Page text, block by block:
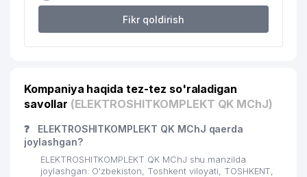
Fikr qoldirish
Kompaniya haqida tez-tez so'raladigan
savollar (ELEKTROSHITKOMPLEKT QK MChJ)
❓
ELEKTROSHITKOMPLEKT QK MChJ qaerda
joylashgan?
ELEKTROSHITKOMPLEKT QK MChJ shu manzilda
joylashgan: O'zbekiston, Toshkent viloyati, TOSHKENT,